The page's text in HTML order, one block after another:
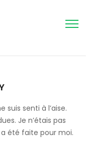
suis senti à l’aise.
Je n’étais pas
été faite pour moi.